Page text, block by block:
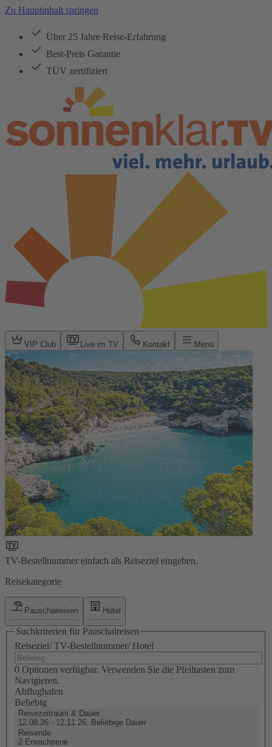
Zu Hauptinhalt springen
Über 25 Jahre Reise-Erfahrung
Best-Preis Garantie
TÜV zertifiziert
VIP Club Live im TV Kontakt Menü
TV-Bestellnummer einfach als Reiseziel eingeben.
Reisekategorie
Pauschalreisen Hotel
Suchkriterien für Pauschalreisen
Reiseziel/ TV-Bestellnummer/ Hotel
0 Optionen verfügbar. Verwenden Sie die Pfeiltasten zum
Navigieren.
Abflughafen
Beliebig
Reisezeitraum & Dauer
12.08.26 - 12.11.26, Beliebige Dauer
Reisende
2 Erwachsene